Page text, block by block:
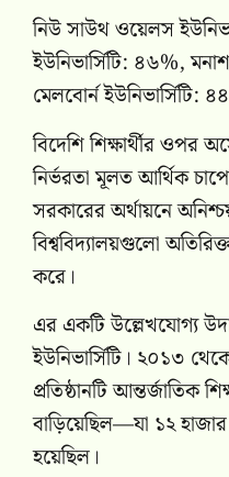
নিউ সাউথ ওয়েলস
ইউনিভার্সিটি: ৪৬%,
মেলবোর্ন ইউনিভার্সিটি:
বিদেশি শিক্ষার্থীর ওপর
নির্ভরতা মূলত আর্থিক
সরকারের অর্থায়নে
বিশ্ববিদ্যালয়গুলো
করে।
এর একটি উল্লেখযোগ্য
ইউনিভার্সিটি। ২০১৩
প্রতিষ্ঠানটি আন্তর্জাতিক
বাড়িয়েছিল—যা ১২
হয়েছিল।